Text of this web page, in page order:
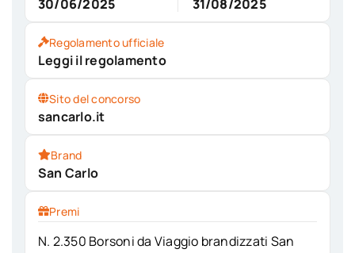
30/06/2025 31/08/2025
Regolamento ufficiale
Leggi il regolamento
Sito del concorso
sancarlo.it
Brand
San Carlo
Premi
N. 2.350 Borsoni da Viaggio brandizzati San